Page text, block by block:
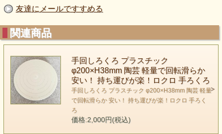
友達にメールですすめる
関連商品
手回しろくろ プラスチック
φ200×H38mm 陶芸 軽量で回転滑らか
安い！ 持ち運びが楽！ロクロ 手ろくろ
手回しろくろ プラスチック φ200×H38mm 陶芸 軽量
で回転滑らか 安い！ 持ち運びが楽！ロクロ 手ろく
ろ
価格:2,000円(税込)